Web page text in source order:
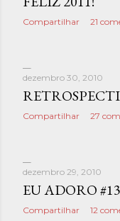
t
g
e
n
s
Compartilhar 21
dezembro 30, 2010
Compartilhar 27
dezembro 29, 2010
EU ADORO #13
Compartilhar 12